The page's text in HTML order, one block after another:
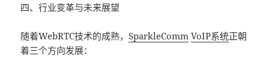
四、行业变革与未来展望
随着WebRTC技术的成熟，SparkleComm VoIP系统正朝
着三个方向发展：